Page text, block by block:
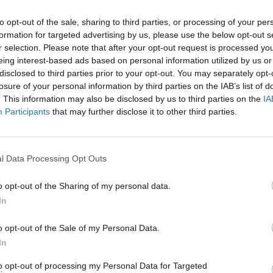
opt-out of the sale, sharing to third parties, or processing of your
for targeted advertising by us, please use the below opt-out
selection. Please note that after your opt-out request is processed
interest-based ads based on personal information utilized by us
to third parties prior to your opt-out. You may separately
of your personal information by third parties on the IAB’s list of
This information may also be disclosed by us to third parties on the
Participants that may further disclose it to other third parties.
Data Processing Opt Outs
opt-out of the Sharing of my personal data.
opt-out of the Sale of my Personal Data.
opt-out of processing my Personal Data for Targeted
entra nel vivo. Dopo aver già salutato Casemiro , iRed
presentata alla Premier League per la prossima
a parametro zero a partire dal prossimo 1° luglio spiccano
così tre capitoli decisamente diversi tra loro.
milioni allo svincolo
Sancho. Arrivato a Manchester nel 2021 per ben 85
storia del club —, l’esterno inglese non è mai riuscito a
una vera e propria epopea di prestiti, tornando prima al
Chelsea e Aston Villa, fino alla definitiva e dolorosa
fisici
complessive in maglia United,venendo però frenato da
fisici . Nell’ultima annata è sceso in campo soltanto in 3
Eindhoven del 2025.